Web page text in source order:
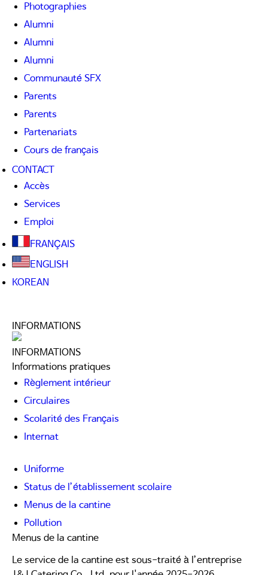
Photographies
Alumni
Alumni
Alumni
Communauté SFX
Parents
Parents
Partenariats
Cours de français
CONTACT
Accès
Services
Emploi
FRANÇAIS
ENGLISH
KOREAN
INFORMATIONS
INFORMATIONS
Informations pratiques
Règlement intérieur
Circulaires
Scolarité des Français
Internat
Uniforme
Status de l’établissement scolaire
Menus de la cantine
Pollution
Menus de la cantine
Le service de la cantine est sous-traité à l’entreprise